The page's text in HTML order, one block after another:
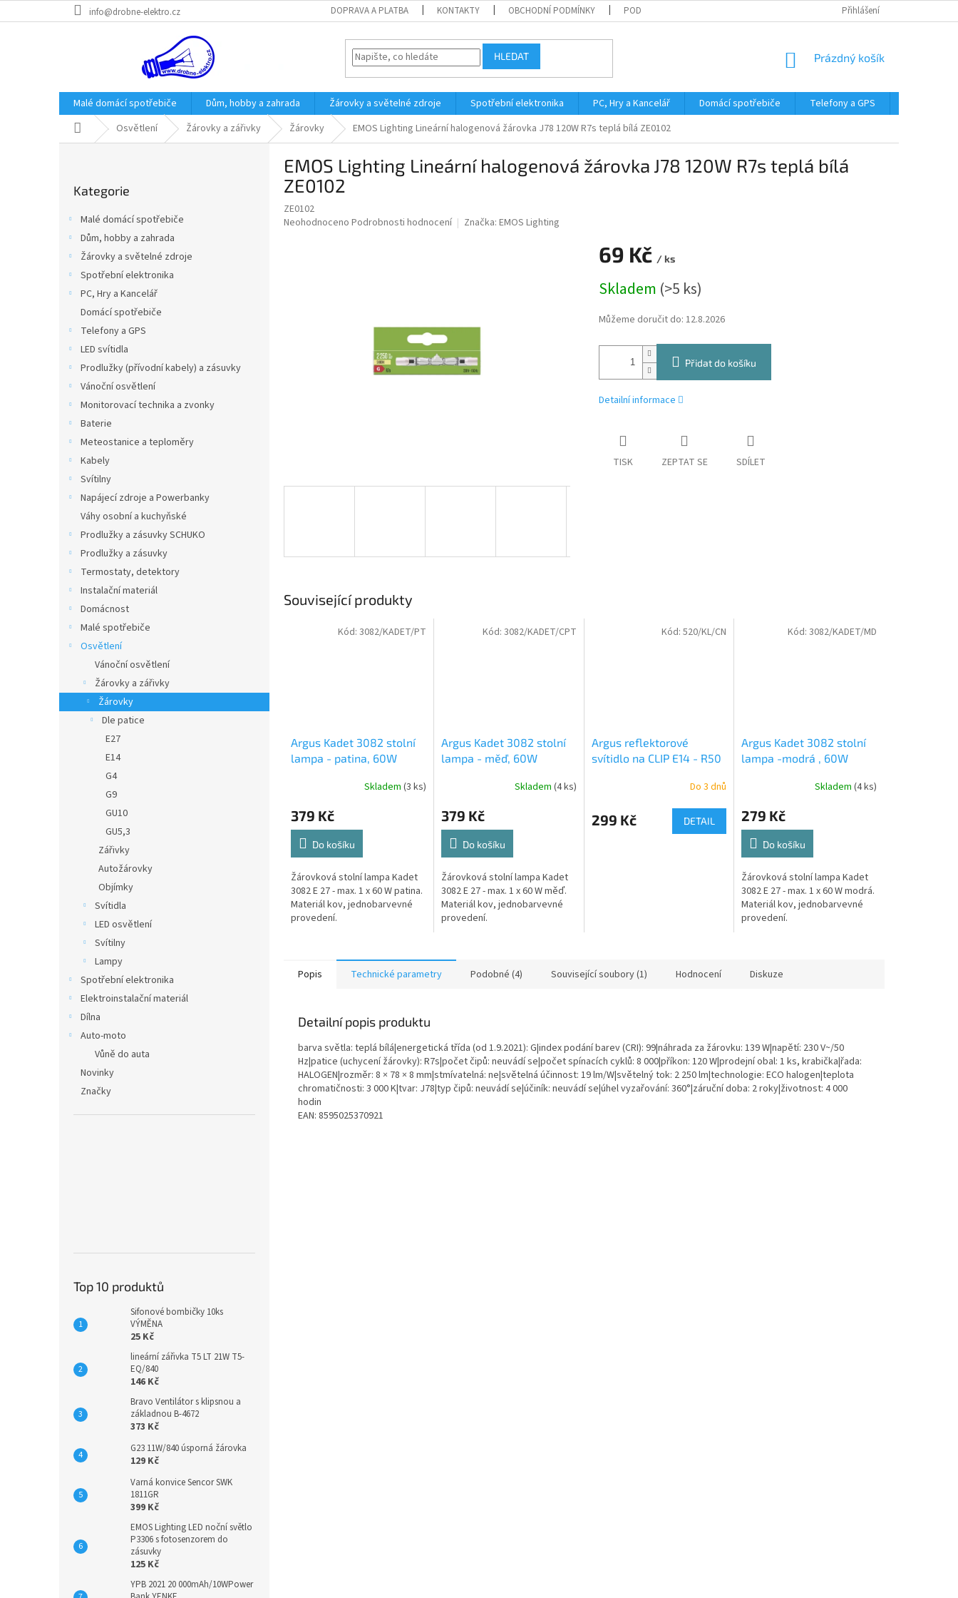
na
info@drobne-elektro.cz DOPRAVA A PLATBA KONTAKTY OBCHODNÍ PODMÍNKY PODMÍNKY OCHRANY OSOBNÍCH ÚDAJŮ Přihlášení
HLEDAT
NÁKUPNÍ
Prázdný košík
Malé domácí spotřebiče Dům, hobby a zahrada Žárovky a světelné zdroje Spotřební elektronika PC, Hry a Kancelář Domácí spotřebiče Telefony a GPS
Domů Osvětlení Žárovky a zářivky Žárovky EMOS Lighting Lineární halogenová žárovka J78 120W R7s teplá bílá ZE0102
kategorie
Kategorie
Malé domácí spotřebiče
Dům, hobby a zahrada
Žárovky a světelné zdroje
Spotřební elektronika
PC, Hry a Kancelář
Domácí spotřebiče
Telefony a GPS
LED svítidla
Prodlužky (přívodní kabely) a zásuvky
Vánoční osvětlení
Monitorovací technika a zvonky
Baterie
Meteostanice a teploměry
Kabely
Svítilny
Napájecí zdroje a Powerbanky
Váhy osobní a kuchyňské
Prodlužky a zásuvky SCHUKO
Prodlužky a zásuvky
Termostaty, detektory
Instalační materiál
Domácnost
Malé spotřebiče
Osvětlení
Vánoční osvětlení
Žárovky a zářivky
Žárovky
Dle patice
E27
E14
G4
G9
GU10
GU5,3
Zářivky
Autožárovky
Objímky
Svítidla
LED osvětlení
Svítilny
Lampy
Spotřební elektronika
Elektroinstalační materiál
Dílna
Auto-moto
Vůně do auta
Novinky
Značky
Top 10 produktů
Sifonové bombičky 10ks
VÝMĚNA
25 Kč
lineární zářivka T5 LT 21W T5-
EQ/840
146 Kč
Bravo Ventilátor s klipsnou a
základnou B-4672
373 Kč
G23 11W/840 úsporná žárovka
129 Kč
Varná konvice Sencor SWK
1811GR
399 Kč
EMOS Lighting LED noční světlo
P3306 s fotosenzorem do
zásuvky
125 Kč
YPB 2021 20 000mAh/10WPower
EMOS Lighting Lineární halogenová žárovka J78 120W R7s teplá bílá
ZE0102
ZE0102
Průměrné
Neohodnoceno Podrobnosti hodnocení Značka: EMOS Lighting
69 Kč / ks
cena:
Skladem (>5 ks)
Můžeme doručit do: 12.8.2026
Přidat do košíku
Detailní informace
TISK ZEPTAT SE SDÍLET
Související produkty
Argus Kadet 3082 stolní
lampa - patina, 60W
Skladem (3 ks)
379 Kč
Do košíku
Žárovková stolní lampa Kadet
3082 E 27 - max. 1 x 60 W patina.
Materiál kov, jednobarvevné
provedení.
Kód: 3082/KADET/PT
Argus Kadet 3082 stolní
lampa - měď, 60W
Skladem (4 ks)
379 Kč
Do košíku
Žárovková stolní lampa Kadet
3082 E 27 - max. 1 x 60 W měď.
Materiál kov, jednobarvevné
provedení.
Kód: 3082/KADET/CPT
Argus reflektorové
svítidlo na CLIP E14 - R50
Do 3 dnů
299 Kč DETAIL
Kód:520/KL/CN
Argus Kadet 3082 stolní
lampa -modrá , 60W
Skladem (4 ks)
279 Kč
Do košíku
Žárovková stolní lampa Kadet
3082 E 27 - max. 1 x 60 W modrá.
Materiál kov, jednobarvevné
provedení.
Kód: 3082/KADET/MD
Popis Technické parametry Podobné (4) Související soubory (1) Hodnocení Diskuze
Detailní popis produktu
barva světla: teplá bílá|energetická třída (od 1.9.2021): G|index podání barev (CRI): 99|náhrada za žárovku: 139 W|napětí: 230 V~/50
Hz|patice (uchycení žárovky): R7s|počet čipů: neuvádí se|počet spínacích cyklů: 8 000|příkon: 120 W|prodejní obal: 1 ks, krabička|řada:
HALOGEN|rozměr: 8 × 78 × 8 mm|stmívatelná: ne|světelná účinnost: 19 lm/W|světelný tok: 2 250 lm|technologie: ECO halogen|teplota
chromatičnosti: 3 000 K|tvar: J78|typ čipů: neuvádí se|účiník: neuvádí se|úhel vyzařování: 360°|záruční doba: 2 roky|životnost: 4 000
hodin
EAN: 8595025370921